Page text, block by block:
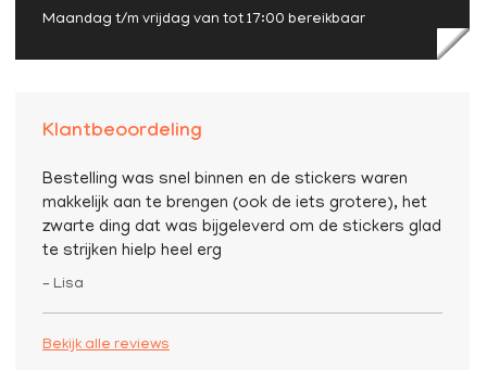
Maandag t/m vrijdag van tot 17:00 bereikbaar
Klantbeoordeling
Bestelling was snel binnen en de stickers waren
makkelijk aan te brengen (ook de iets grotere), het
zwarte ding dat was bijgeleverd om de stickers glad
te strijken hielp heel erg
– Lisa
Bekijk alle reviews